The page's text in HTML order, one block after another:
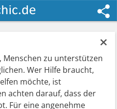
×
Menschen zu unterstützen
Wer Hilfe braucht,
möchte, ist
achten darauf, dass der
Für eine angenehme